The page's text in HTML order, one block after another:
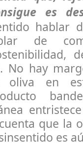
es
hablar
de
No hay
en
que la
es